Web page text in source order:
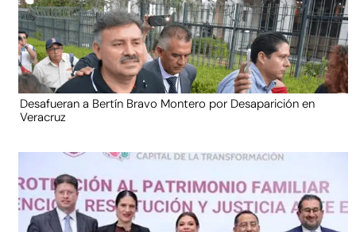
Desafueran a Bertín Bravo Montero por Desaparición en
Veracruz